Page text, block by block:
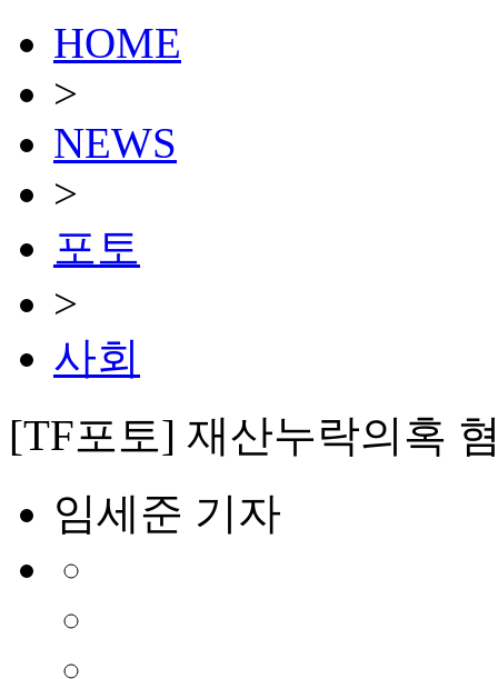
HOME
>
NEWS
>
포토
>
사회
[TF포토] 재산누락의혹
임세준 기자